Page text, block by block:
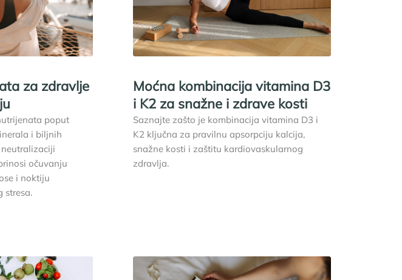
za zdravlje
poput
i biljnih
očuvanju
i noktiju
stresa.
Moćna kombinacija vitamina D3
i K2 za snažne i zdrave kosti
Saznajte zašto je kombinacija vitamina D3 i
K2 ključna za pravilnu apsorpciju kalcija,
snažne kosti i zaštitu kardiovaskularnog
zdravlja.